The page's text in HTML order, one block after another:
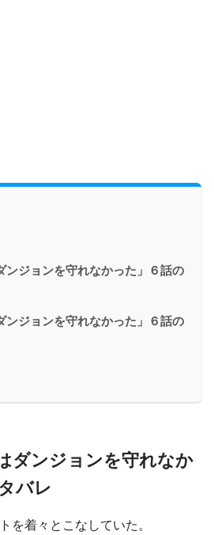
ンジョンを守れなかった」６話の
ンジョンを守れなかった」６話の
ダンジョンを守れなか
バレ
を着々とこなしていた。